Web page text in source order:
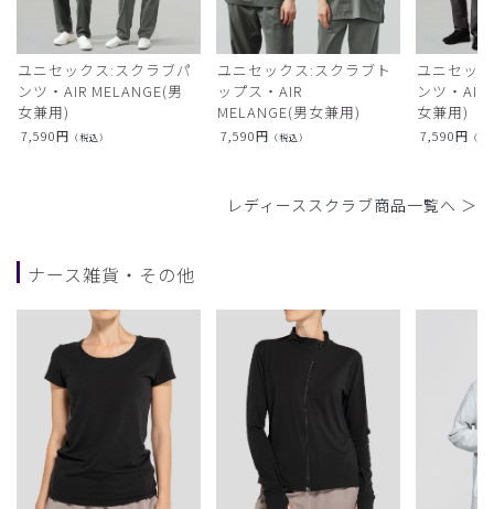
ユニセックス:スクラブパ
ンツ・AIR MELANGE(男
女兼用)
7,590円 （税込）
ユニセックス:スクラブト
ップス・AIR
MELANGE(男女兼用)
7,590円 （税込）
ユニセッ
ンツ・AIR
女兼用)
7,590円 （税
レディーススクラブ商品一覧へ ＞
ナース雑貨・その他